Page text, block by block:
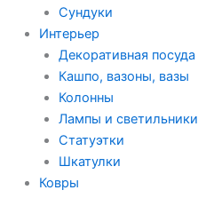
Сундуки
Интерьер
Декоративная посуда
Кашпо, вазоны, вазы
Колонны
Лампы и светильники
Статуэтки
Шкатулки
Ковры